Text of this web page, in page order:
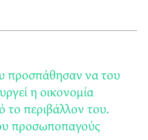
προσπάθησαν να του
η οικονομία
περιβάλλον του.
προσωποπαγούς